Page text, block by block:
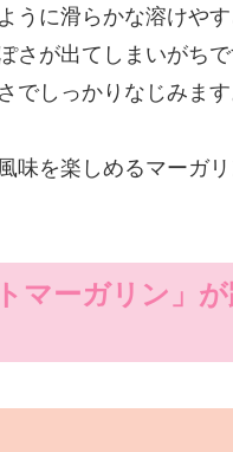
うに滑らかな溶けや
さが出てしまいがち
でしっかりなじみます
味を楽しめるマーガリ
マーガリン」